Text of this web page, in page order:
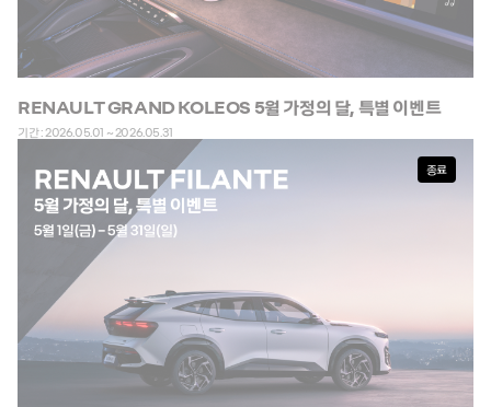
RENAULT GRAND KOLEOS 5월 가정의 달, 특별 이벤트
기간 : 2026.05.01 ~ 2026.05.31
종료